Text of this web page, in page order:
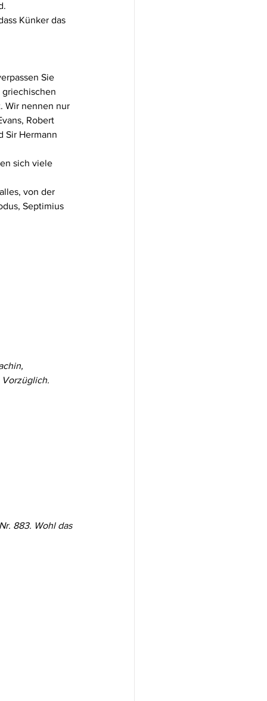
Künker das
Sie
griechischen
Wir nennen nur
Robert
Sir Hermann
sich viele
von der
Septimius
Vorzüglich.
883. Wohl das